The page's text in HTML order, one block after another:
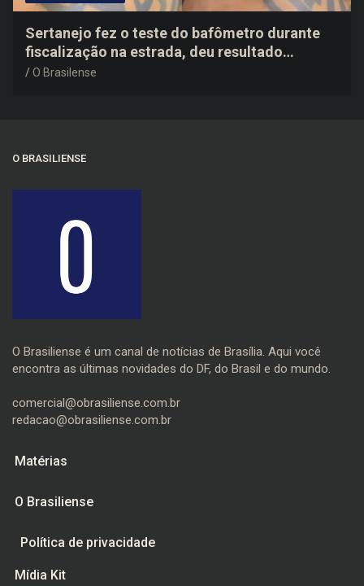
Sertanejo fez o teste do bafômetro durante
fiscalização na estrada, deu resultado
negativo e elogiou o trabalho dos agentes de
O Brasilense
O BRASILIENSE
O Brasiliense é um canal de notícias de Brasília. Aqui você
encontra as últimas novidades do DF, do Brasil e do mundo.
comercial@obrasiliense.com.br
redacao@obrasiliense.com.br
Matérias
O Brasiliense
Política de privacidade
Mídia Kit